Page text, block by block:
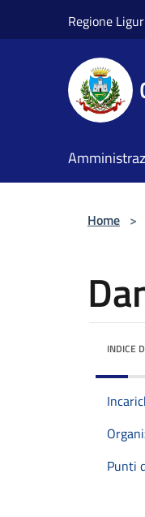
Regione
Home >
INDICE
Punti